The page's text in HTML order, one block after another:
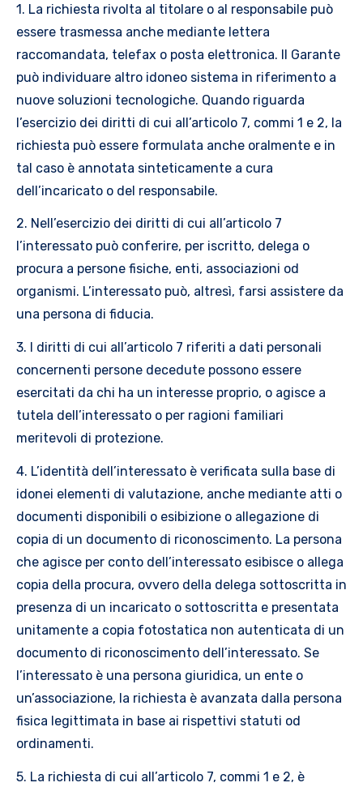
1. La richiesta rivolta al titolare o al responsabile può
essere trasmessa anche mediante lettera
raccomandata, telefax o posta elettronica. Il Garante
può individuare altro idoneo sistema in riferimento a
nuove soluzioni tecnologiche. Quando riguarda
l’esercizio dei diritti di cui all’articolo 7, commi 1 e 2, la
richiesta può essere formulata anche oralmente e in
tal caso è annotata sinteticamente a cura
dell’incaricato o del responsabile.
2. Nell’esercizio dei diritti di cui all’articolo 7
l’interessato può conferire, per iscritto, delega o
procura a persone fisiche, enti, associazioni od
organismi. L’interessato può, altresì, farsi assistere da
una persona di fiducia.
3. I diritti di cui all’articolo 7 riferiti a dati personali
concernenti persone decedute possono essere
esercitati da chi ha un interesse proprio, o agisce a
tutela dell’interessato o per ragioni familiari
meritevoli di protezione.
4. L’identità dell’interessato è verificata sulla base di
idonei elementi di valutazione, anche mediante atti o
documenti disponibili o esibizione o allegazione di
copia di un documento di riconoscimento. La persona
che agisce per conto dell’interessato esibisce o allega
copia della procura, ovvero della delega sottoscritta in
presenza di un incaricato o sottoscritta e presentata
unitamente a copia fotostatica non autenticata di un
documento di riconoscimento dell’interessato. Se
l’interessato è una persona giuridica, un ente o
un’associazione, la richiesta è avanzata dalla persona
fisica legittimata in base ai rispettivi statuti od
ordinamenti.
5. La richiesta di cui all’articolo 7, commi 1 e 2, è